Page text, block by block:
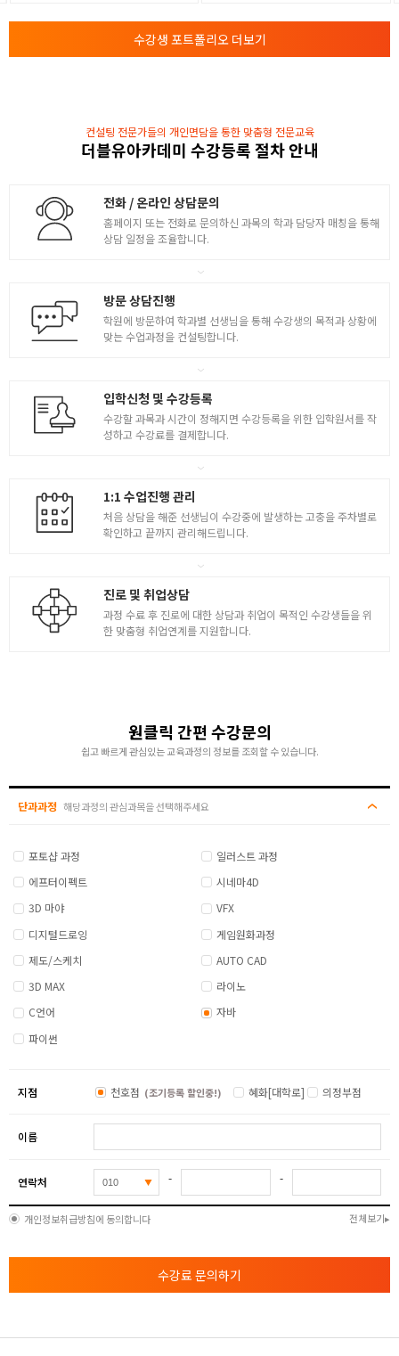
- 자바 데이터베이스 프로그래밍
수강생 포트폴리오 더보기
컨설팅 전문가들의 개인면담을 통한 맞춤형 전문교육
더블유아카데미 수강등록 절차 안내
전화 / 온라인 상담문의
홈페이지 또는 전화로 문의하신 과목의 학과 담당자 매칭을 통해
상담 일정을 조율합니다.
방문 상담진행
학원에 방문하여 학과별 선생님을 통해 수강생의 목적과 상황에
맞는 수업과정을 컨설팅합니다.
입학신청 및 수강등록
수강할 과목과 시간이 정해지면 수강등록을 위한 입학원서를 작
성하고 수강료를 결제합니다.
1:1 수업진행 관리
처음 상담을 해준 선생님이 수강중에 발생하는 고충을 주차별로
확인하고 끝까지 관리해드립니다.
진로 및 취업상담
과정 수료 후 진로에 대한 상담과 취업이 목적인 수강생들을 위
한 맞춤형 취업연계를 지원합니다.
원클릭 간편 수강문의
쉽고 빠르게 관심있는 교육과정의 정보를 조회할 수 있습니다.
단과과정 해당과정의 관심과목을 선택해주세요
포토샵 과정
일러스트 과정
에프터이펙트
시네마4D
3D 마야
VFX
디지털드로잉
게임원화과정
제도/스케치
AUTO CAD
3D MAX
라이노
C언어
자바
파이썬
지점 천호점 (조기등록 할인중!) 혜화[대학로] 의정부점
이름
연락처 - -
개인정보취급방침에 동의합니다 전체보기
수강료 문의하기